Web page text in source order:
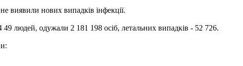
виявили нових випадків інфекції.
49 людей, одужали 2 181 198 осіб, летальних випадків - 52 726.